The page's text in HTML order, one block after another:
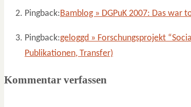
Pingback:Bamblog » DGPuK 2007: Das war
Pingback:geloggd » Forschungsprojekt
Publikationen, Transfer)
Kommentar verfassen